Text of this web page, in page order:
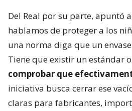
Del Real por su parte, apuntó
hablamos de proteger a los
una norma diga que un
Tiene que existir un estándar
comprobar que
iniciativa busca cerrar ese
claras para fabricantes,